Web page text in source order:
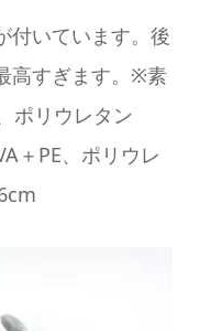
付いています。後
高すぎます。※素
ポリウレタン
＋PE、ポリウレ